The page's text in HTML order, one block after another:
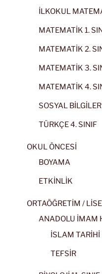
İLKOKUL
MATEMATİK 1.
MATEMATİK 2.
MATEMATİK 3.
MATEMATİK 4.
SOSYAL
TÜRKÇE 4. SINIF
OKUL ÖNCESİ
BOYAMA
ETKİNLİK
ORTAÖĞRETİM / LİSE
ANADOLU İMAM
İSLAM TARİHİ
TEFSİR